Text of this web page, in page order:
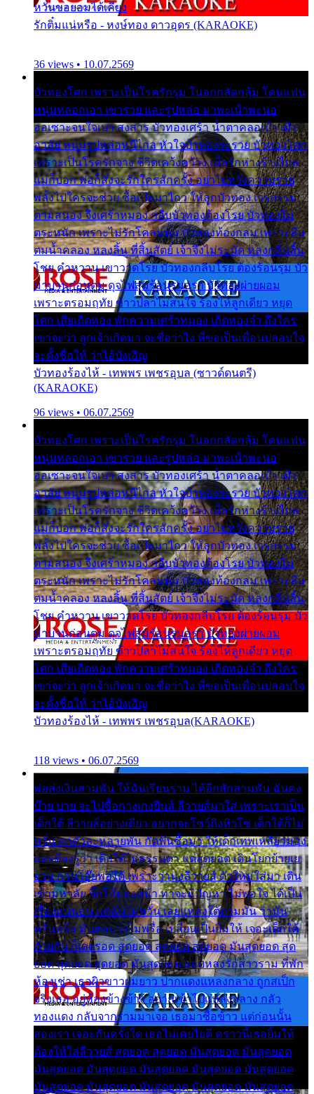
หวั่นขอยอมได้เคียง
รักติ๋มแน่หรือ - หงษ์ทอง ดาวอุดร (KARAOKE)
36 views • 10.07.2569
บัวทองโศก เพราะเป็นโรครักรุม ในอกกลัดกลุ้ม โดนแฟน
หนุ่มหลอกเอา เขารวย และรูปหล่อ มาพะเน้าพะนอ
ออเซาะจนใจเบา สงสาร บัวทองเศร้า น้ำตาคลอเบ้า เฝ้า
อาลัย หนุ่มรูปหล่อหนีไกล หัวใจบัวทองระรวย บัวทองโศก
เพราะเป็นโรครักจาง ชีวิตเคว้งคว้าง เมื่อรักห่างร้างไกล
แม่ก็บอก พ่อก็สั่งจะรักใครสักครั้ง อย่าไปหวังความรวย
พลั้งไปใครจะช่วย ซื้อเปลมาไกว ให้ลูกบัวทอง เวรกรรม
ตามสนอง จึงเศร้าหมอง กลีบบัวทองต้องโรย บัวทองไม่
ตระหนัก เพราะไม่รักโคลนตม บัวทองท้องกลม เพราะลืม
ตมน้ำคลอง หลงลิ้น ที่สิ้นสัตย์ เจ้าจึงไม่ระมัด หลงกลิ่นลิ้น
โชย คำหวาน เขาวาดโรย บัวทองกลีบโรย ต้องร้อนรุม บัว
มาบานก่อนตูม ดุจไฟสุมร้อนรุมอุรา บัวทองผ่ายผอม
เพราะตรอมฤทัย ข้าวปลาไม่สนใจ ร้องไห้ลูกเดียว หยุด
โศก เสียเถิดทอง พักความเศร้าหมอง เถิดทองจ๋า ถึงใคร
เขาจะว่า ลูกเจ้าเกิดมา จะชื่อว่าไง พี่ขอเป็นเพื่อนปลอบใจ
จะตั้งชื่อให้ ว่าไอ้บังเอิญ
บัวทองร้องไห้ - เทพพร เพชรอุบล (ซาวด์ดนตรี)
(KARAOKE)
96 views • 06.07.2569
บัวทองโศก เพราะเป็นโรครักรุม ในอกกลัดกลุ้ม โดนแฟน
หนุ่มหลอกเอา เขารวย และรูปหล่อ มาพะเน้าพะนอ
ออเซาะจนใจเบา สงสาร บัวทองเศร้า น้ำตาคลอเบ้า เฝ้า
อาลัย หนุ่มรูปหล่อหนีไกล หัวใจบัวทองระรวย บัวทองโศก
เพราะเป็นโรครักจาง ชีวิตเคว้งคว้าง เมื่อรักห่างร้างไกล
แม่ก็บอก พ่อก็สั่งจะรักใครสักครั้ง อย่าไปหวังความรวย
พลั้งไปใครจะช่วย ซื้อเปลมาไกว ให้ลูกบัวทอง เวรกรรม
ตามสนอง จึงเศร้าหมอง กลีบบัวทองต้องโรย บัวทองไม่
ตระหนัก เพราะไม่รักโคลนตม บัวทองท้องกลม เพราะลืม
ตมน้ำคลอง หลงลิ้น ที่สิ้นสัตย์ เจ้าจึงไม่ระมัด หลงกลิ่นลิ้น
โชย คำหวาน เขาวาดโรย บัวทองกลีบโรย ต้องร้อนรุม บัว
มาบานก่อนตูม ดุจไฟสุมร้อนรุมอุรา บัวทองผ่ายผอม
เพราะตรอมฤทัย ข้าวปลาไม่สนใจ ร้องไห้ลูกเดียว หยุด
โศก เสียเถิดทอง พักความเศร้าหมอง เถิดทองจ๋า ถึงใคร
เขาจะว่า ลูกเจ้าเกิดมา จะชื่อว่าไง พี่ขอเป็นเพื่อนปลอบใจ
จะตั้งชื่อให้ ว่าไอ้บังเอิญ
บัวทองร้องไห้ - เทพพร เพชรอุบล(KARAOKE)
118 views • 06.07.2569
พ่อส่งเงินสามพัน ให้ฉันเรียนราม ได้อีกสักสามพัน ฉันคง
บ๊าย บาย จะไปซื้อกางเกงยีนส์ ลีวายส์มาใส่ เพราะเราเป็น
เด็กใต้ ลีวายส์อย่างเดียว อยากจะโชว์ถึงหิวโซ เด็กใต้ก็ไม่
หวั่น ตกตัวละหลายพัน กัดฟันซื้อมา ให้เด็กเทพเหลียวมอง
และต้องรู้ว่า เด็กใต้ไม่ธรรมดา แต่สุดยอด เดินโยกย้ายเย
ยวน กวนโอ๊ยพอได้ เพราะว่านุ่งลีวายส์ ตัวใหม่ใส่มา เดิน
เข้ามหาลัย จิ๊กโก๊มองหน้า ท่าจะมีปัญหา ไม่พอใจ ได้เป็น
เรื่องแน่นอน แต่ฉันไม่หวั่น เลยแหลงใต้ถามมัน ว่ามัน
พรั่นพรือ มันตอบว่าไม่พรื่อ เปลี่ยนเป็นยิ้มให้ เจอะเด็กใต้
ด้วยกัน ก็เลยรอด สุดยอด สุดยอด สุดยอด มันสุดยอด สุด
ยอด สุดยอด สุดยอด มันสุดยอด แอบหลงรักสาวราม ที่พัก
ห้องเช่า เธอผิวขาวผมยาว ปากแดงแหลงกลาง ถูกสเป็ก
จริงเธอ อยู่ห้องข้างข้าง อยากเข้าไปแหลงกลาง กลัว
ทองแดง กลับจากรามมาเจอ เธอมาซื้อข้าว แต่ก่อนนั้น
สองเรา เจอะกันครั้งใด เธอไม่เคยไยดี คราวนี้เธอยิ้มให้
ต้องให้ใส่ลีวายส์ สุดยอด สุดยอด มันสุดยอด มันสุดยอด
มันสุดยอด มันสุดยอด มันสุดยอด มันสุดยอด มันสุดยอด
มันสุดยอด มันสุดยอด มันสุดยอด มันสุดยอด มันสุดยอด